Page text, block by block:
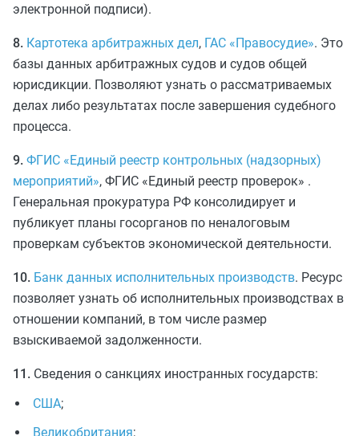
электронной подписи).
8. Картотека арбитражных дел, ГАС «Правосудие». Это
базы данных арбитражных судов и судов общей
юрисдикции. Позволяют узнать о рассматриваемых
делах либо результатах после завершения судебного
процесса.
9. ФГИС «Единый реестр контрольных (надзорных)
мероприятий», ФГИС «Единый реестр проверок» .
Генеральная прокуратура РФ консолидирует и
публикует планы госорганов по неналоговым
проверкам субъектов экономической деятельности.
10. Банк данных исполнительных производств. Ресурс
позволяет узнать об исполнительных производствах в
отношении компаний, в том числе размер
взыскиваемой задолженности.
11. Сведения о санкциях иностранных государств:
США;
Великобритания;